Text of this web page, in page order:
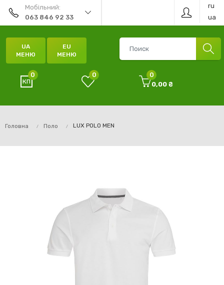
Мобільний:
063 846 92 33
ru
ua
UA
МЕНЮ
EU
МЕНЮ
0 0
0
0,00 ₴
Головна Поло LUX POLO MEN